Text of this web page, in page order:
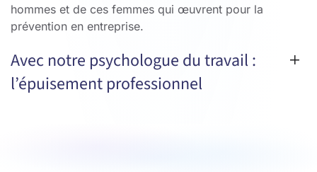
hommes et de ces femmes qui œuvrent pour la
prévention en entreprise.
Avec notre psychologue du travail :
l’épuisement professionnel